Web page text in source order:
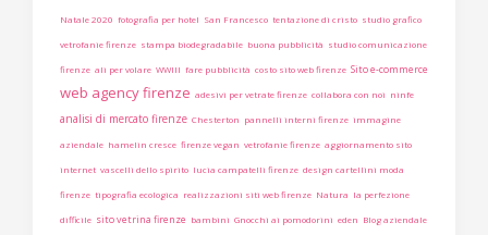
Natale 2020 fotografia per hotel San Francesco tentazione di cristo studio grafico
vetrofanie firenze stampa biodegradabile buona pubblicità studio comunicazione
firenze ali per volare WWIII fare pubblicità costo sito web firenze Sito e-commerce
web agency firenze adesivi per vetrate firenze collabora con noi ninfe
analisi di mercato firenze Chesterton pannelli interni firenze immagine
aziendale hamelin cresce firenze vegan vetrofanie firenze aggiornamento sito
internet vascelli dello spirito lucia campatelli firenze design cartellini moda
firenze tipografia ecologica realizzazioni siti web firenze Natura la perfezione
difficile sito vetrina firenze bambini Gnocchi ai pomodorini eden Blog aziendale